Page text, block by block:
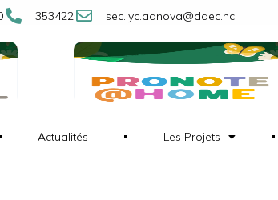
353422 sec.lyc.aanova@ddec.nc
Actualités Les Projets